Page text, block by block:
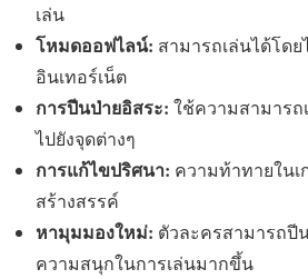
เล่น
โหมดออฟไลน์: สามารถเล่นได้โด
อินเทอร์เน็ต
การปีนป่ายอิสระ: ใช้ความสามาร
ไปยังจุดต่างๆ
การแก้ไขปริศนา: ความท้าทายใน
สร้างสรรค์
หามุมมองใหม่: ตัวละครสามารถปี
ความสนุกในการเล่นมากขึ้น